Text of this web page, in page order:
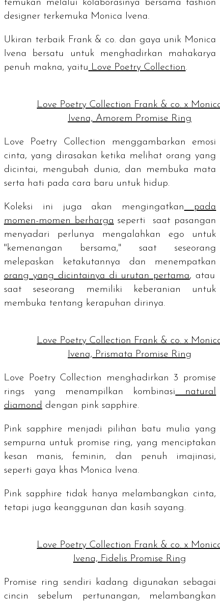
temukan melalui kolaborasinya bersama fashion
designer terkemuka Monica Ivena.
Ukiran terbaik Frank & co. dan gaya unik Monica
Ivena bersatu untuk menghadirkan mahakarya
penuh makna, yaitu Love Poetry Collection.
Love Poetry Collection Frank & co. x
Ivena, Amorem Promise Ring
Love Poetry Collection menggambarkan emosi
cinta, yang dirasakan ketika melihat orang yang
dicintai, mengubah dunia, dan membuka mata
serta hati pada cara baru untuk hidup.
Koleksi ini juga akan mengingatkan
pada
momen-momen berharga seperti saat pasangan
menyadari perlunya mengalahkan ego untuk
"kemenangan bersama," saat seseorang
melepaskan ketakutannya dan menempatkan
orang yang dicintainya di urutan pertama, atau
saat seseorang memiliki keberanian untuk
membuka tentang kerapuhan dirinya.
Love Poetry Collection Frank & co. x
Ivena, Prismata Promise Ring
Love Poetry Collection menghadirkan 3 promise
rings yang menampilkan kombinasi
natural
diamond dengan pink sapphire.
Pink sapphire menjadi pilihan batu mulia yang
sempurna untuk promise ring, yang menciptakan
kesan manis, feminin, dan penuh imajinasi,
seperti gaya khas Monica Ivena.
Pink sapphire tidak hanya melambangkan cinta,
tetapi juga keanggunan dan kasih sayang.
Love Poetry Collection Frank & co. x
Ivena, Fidelis Promise Ring
Promise ring
sendiri kadang digunakan sebagai
cincin sebelum pertunangan, melambangkan